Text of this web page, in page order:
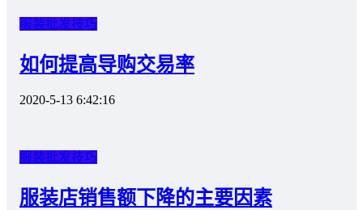
服装批发技巧
如何提高导购交易率
2020-5-13 6:42:16
服装批发技巧
服装店销售额下降的主要因素